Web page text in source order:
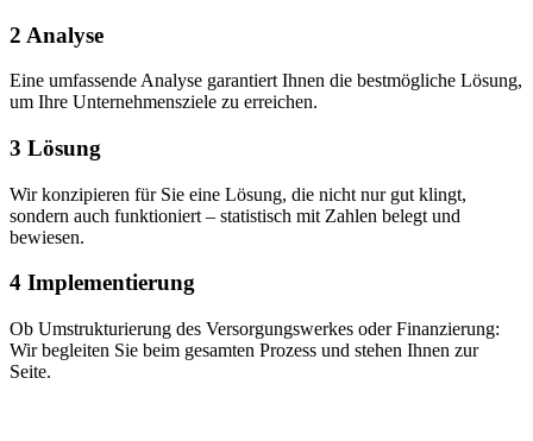
2 Analyse
Eine umfassende Analyse garantiert Ihnen die bestmögliche Lösung,
um Ihre Unternehmensziele zu erreichen.
3 Lösung
Wir konzipieren für Sie eine Lösung, die nicht nur gut klingt,
sondern auch funktioniert – statistisch mit Zahlen belegt und
bewiesen.
4 Implementierung
Ob Umstrukturierung des Versorgungswerkes oder Finanzierung:
Wir begleiten Sie beim gesamten Prozess und stehen Ihnen zur
Seite.